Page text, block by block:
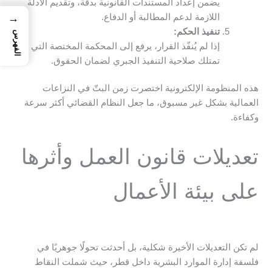
يضمن إعداد المستندات القانونية بدقة، وتقديم الأدلة
اللازمة لدعم المطالبة أو الدفاع.
تنفيذ الحكم:
إذا لم يُنفّذ القرار، يرفع إلى المحكمة المختصة التي
تمتلك صلاحية التنفيذ الجبري لضمان الحقوق.
هذه المنظومة الإلكترونية اختصرت زمن البتّ في النزاعات
العمالية بشكل غير مسبوق، ما جعل النظام القضائي أكثر سرعة
وكفاءة.
تعديلات قانون العمل وأثرها
على بيئة الأعمال
لم تكن التعديلات الأخيرة شكلية، بل أحدثت تحولًا جوهريًا في
فلسفة إدارة الموارد البشرية داخل قطر، حيث شملت النقاط
→
الفهرس